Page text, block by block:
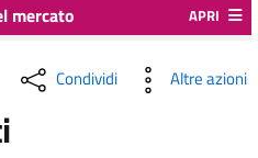
mercato APRI
Condividi Altre azioni